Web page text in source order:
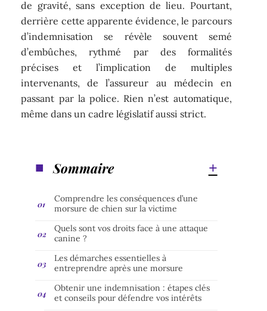
de gravité, sans exception de lieu. Pourtant,
derrière cette apparente évidence, le parcours
d’indemnisation se révèle souvent semé
d’embûches, rythmé par des formalités
précises et l’implication de multiples
intervenants, de l’assureur au médecin en
passant par la police. Rien n’est automatique,
même dans un cadre législatif aussi strict.
Sommaire
Comprendre les conséquences d’une
morsure de chien sur la victime
Quels sont vos droits face à une attaque
canine ?
Les démarches essentielles à
entreprendre après une morsure
Obtenir une indemnisation : étapes clés
et conseils pour défendre vos intérêts